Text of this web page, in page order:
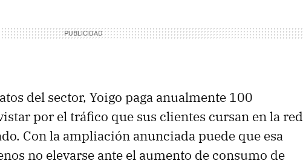
del sector, Yoigo paga anualmente 100
por el tráfico que sus clientes cursan en la red
Con la ampliación anunciada puede que esa
no elevarse ante el aumento de consumo de